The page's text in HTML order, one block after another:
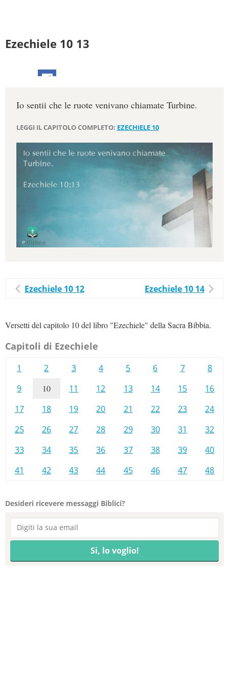
Ezechiele 10 13
Io sentii che le ruote venivano chiamate Turbine.
LEGGI IL CAPITOLO COMPLETO: EZECHIELE 10
Ezechiele 10 12 Ezechiele 10 14
Versetti del capitolo 10 del libro "Ezechiele" della Sacra Bibbia.
Capitoli di Ezechiele
1 2 3 4 5 6 7
8
9
10 11 12 13 14 15
16
17
18 19 20 21 22 23
24
25
26 27 28 29 30 31
32
33
34 35 36 37 38 39
40
41
42 43 44 45 46 47 48
Desideri ricevere messaggi Biblici?